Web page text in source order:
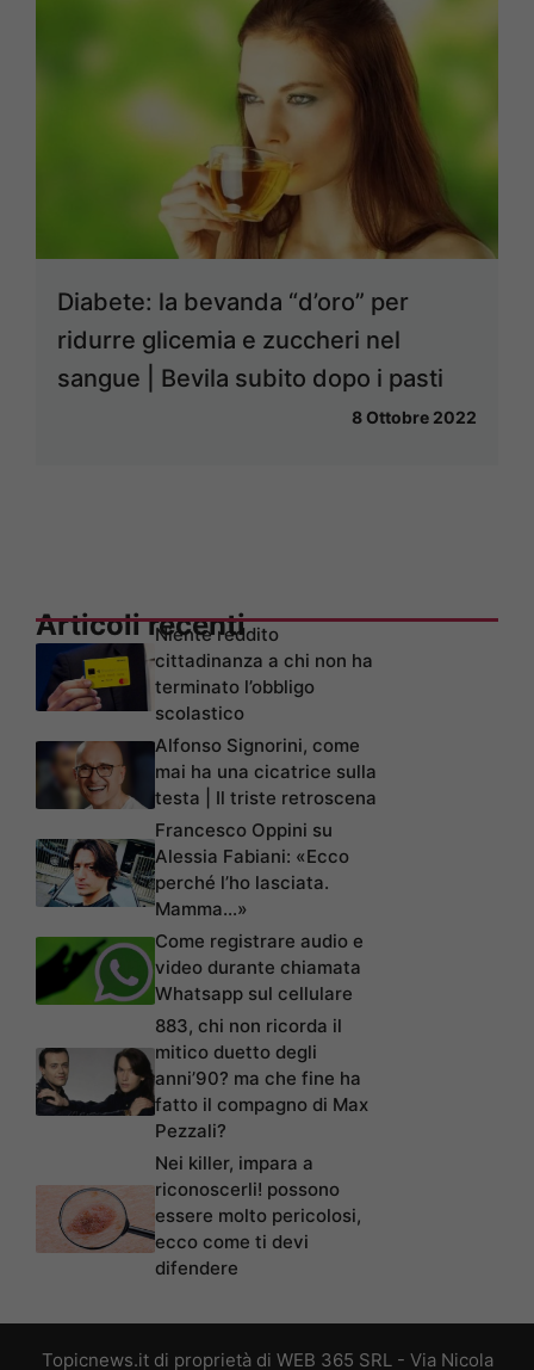
Diabete: la bevanda “d’oro” per
ridurre glicemia e zuccheri nel
sangue | Bevila subito dopo i pasti
8 Ottobre 2022
Articoli recenti
Niente reddito
cittadinanza a chi non ha
terminato l’obbligo
scolastico
Alfonso Signorini, come
mai ha una cicatrice sulla
testa | Il triste retroscena
Francesco Oppini su
Alessia Fabiani: «Ecco
perché l’ho lasciata.
Mamma…»
Come registrare audio e
video durante chiamata
Whatsapp sul cellulare
883, chi non ricorda il
mitico duetto degli
anni’90? ma che fine ha
fatto il compagno di Max
Pezzali?
Nei killer, impara a
riconoscerli! possono
essere molto pericolosi,
ecco come ti devi
difendere
Topicnews.it di proprietà di WEB 365 SRL - Via Nicola